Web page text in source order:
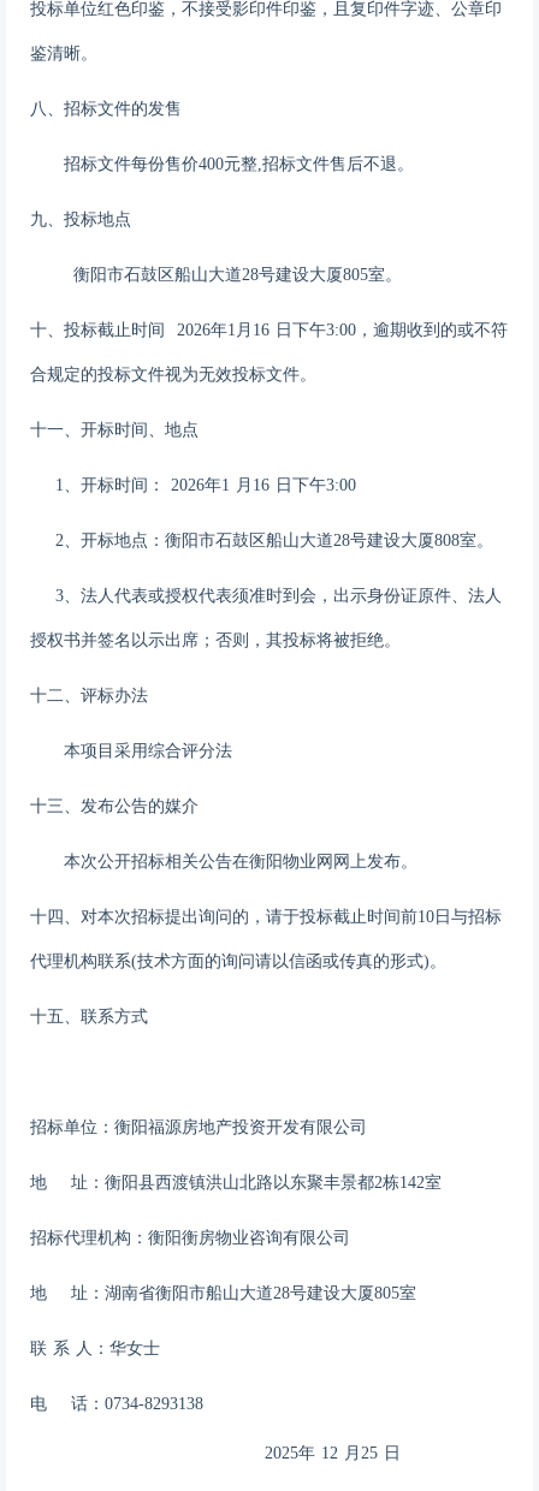
投标单位红色印鉴，不接受影印件印鉴，且复印件字迹、公章印
鉴清晰。
八、招标文件的发售
招标文件每份售价400元整,招标文件售后不退。
九、投标地点
衡阳市石鼓区船山大道28号建设大厦805室。
十、投标截止时间 2026年1 月 16 日 下午3:00 ， 逾期收到的或不符
合规定的投标文件视为无效投标文件。
十一、开标时间、地点
1、开标时间： 2026年1 月 16 日 下午3:00
2、开标地点： 衡阳市石鼓区船山大道28号建设大厦808室。
3、法人代表或授权代表须准时到会，出示身份证原件、法人
授权书并签名以示出席；否则，其投标将被拒绝。
十二、评标办法
本项目采用综合评分法
十三、发布公告的媒介
本次公开招标相关公告在衡阳物业网 网上发布。
十四 、对本次招标提出询问的，请于投标截止时间前10日 与招标
代理机构联系(技术方面的询问请以信函或传真的形式)。
十五、联系方式
招标单位： 衡阳福源房地产投资开发有限公司
地 址： 衡阳县西渡镇洪山北路以东聚丰景都2栋142室
招标代理机构：衡阳衡房物业咨询有限公司
地 址：湖南省衡阳市船山大道28号建设大厦805室
联 系 人：华女士
电 话： 0734-8293138
2025年 12 月 25 日